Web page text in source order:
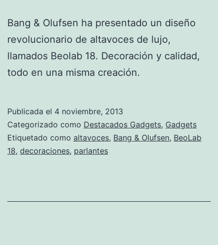
Bang & Olufsen ha presentado un diseño
revolucionario de altavoces de lujo,
llamados Beolab 18. Decoración y calidad,
todo en una misma creación.
Publicada el 4 noviembre, 2013
Categorizado como Destacados Gadgets, Gadgets
Etiquetado como altavoces, Bang & Olufsen, BeoLab
18, decoraciones, parlantes